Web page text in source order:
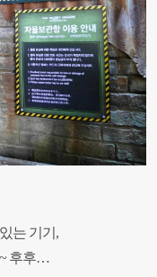
는 기기,
~ 후후…